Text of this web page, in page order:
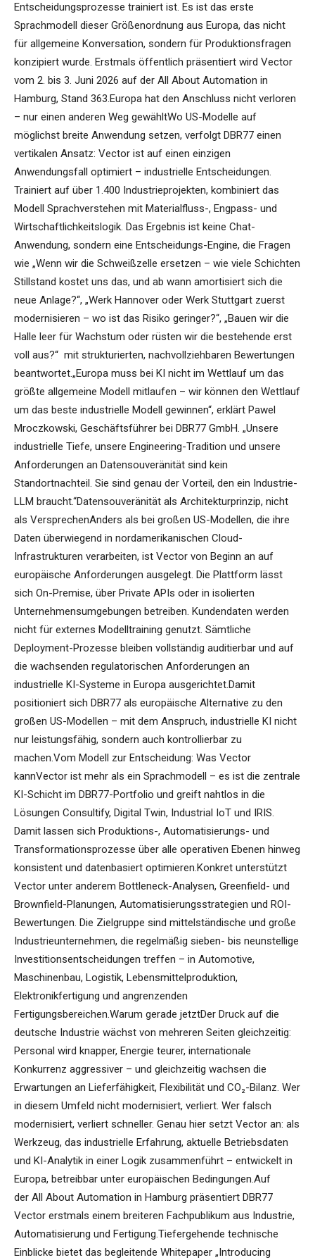
Entscheidungsprozesse trainiert ist. Es ist das erste
Sprachmodell dieser Größenordnung aus Europa, das nicht
für allgemeine Konversation, sondern für Produktionsfragen
konzipiert wurde. Erstmals öffentlich präsentiert wird Vector
vom 2. bis 3. Juni 2026 auf der All About Automation in
Hamburg, Stand 363.Europa hat den Anschluss nicht verloren
– nur einen anderen Weg gewähltWo US-Modelle auf
möglichst breite Anwendung setzen, verfolgt DBR77 einen
vertikalen Ansatz: Vector ist auf einen einzigen
Anwendungsfall optimiert – industrielle Entscheidungen.
Trainiert auf über 1.400 Industrieprojekten, kombiniert das
Modell Sprachverstehen mit Materialfluss-, Engpass- und
Wirtschaftlichkeitslogik. Das Ergebnis ist keine Chat-
Anwendung, sondern eine Entscheidungs-Engine, die Fragen
wie „Wenn wir die Schweißzelle ersetzen – wie viele Schichten
Stillstand kostet uns das, und ab wann amortisiert sich die
neue Anlage?“, „Werk Hannover oder Werk Stuttgart zuerst
modernisieren – wo ist das Risiko geringer?“, „Bauen wir die
Halle leer für Wachstum oder rüsten wir die bestehende erst
voll aus?“ mit strukturierten, nachvollziehbaren Bewertungen
beantwortet.„Europa muss bei KI nicht im Wettlauf um das
größte allgemeine Modell mitlaufen – wir können den Wettlauf
um das beste industrielle Modell gewinnen“, erklärt Pawel
Mroczkowski, Geschäftsführer bei DBR77 GmbH. „Unsere
industrielle Tiefe, unsere Engineering-Tradition und unsere
Anforderungen an Datensouveränität sind kein
Standortnachteil. Sie sind genau der Vorteil, den ein Industrie-
LLM braucht.“Datensouveränität als Architekturprinzip, nicht
als VersprechenAnders als bei großen US-Modellen, die ihre
Daten überwiegend in nordamerikanischen Cloud-
Infrastrukturen verarbeiten, ist Vector von Beginn an auf
europäische Anforderungen ausgelegt. Die Plattform lässt
sich On-Premise, über Private APIs oder in isolierten
Unternehmensumgebungen betreiben. Kundendaten werden
nicht für externes Modelltraining genutzt. Sämtliche
Deployment-Prozesse bleiben vollständig auditierbar und auf
die wachsenden regulatorischen Anforderungen an
industrielle KI-Systeme in Europa ausgerichtet.Damit
positioniert sich DBR77 als europäische Alternative zu den
großen US-Modellen – mit dem Anspruch, industrielle KI nicht
nur leistungsfähig, sondern auch kontrollierbar zu
machen.Vom Modell zur Entscheidung: Was Vector
kannVector ist mehr als ein Sprachmodell – es ist die zentrale
KI-Schicht im DBR77-Portfolio und greift nahtlos in die
Lösungen Consultify, Digital Twin, Industrial IoT und IRIS.
Damit lassen sich Produktions-, Automatisierungs- und
Transformationsprozesse über alle operativen Ebenen hinweg
konsistent und datenbasiert optimieren.Konkret unterstützt
Vector unter anderem Bottleneck-Analysen, Greenfield- und
Brownfield-Planungen, Automatisierungsstrategien und ROI-
Bewertungen. Die Zielgruppe sind mittelständische und große
Industrieunternehmen, die regelmäßig sieben- bis neunstellige
Investitionsentscheidungen treffen – in Automotive,
Maschinenbau, Logistik, Lebensmittelproduktion,
Elektronikfertigung und angrenzenden
Fertigungsbereichen.Warum gerade jetztDer Druck auf die
deutsche Industrie wächst von mehreren Seiten gleichzeitig:
Personal wird knapper, Energie teurer, internationale
Konkurrenz aggressiver – und gleichzeitig wachsen die
Erwartungen an Lieferfähigkeit, Flexibilität und CO₂-Bilanz. Wer
in diesem Umfeld nicht modernisiert, verliert. Wer falsch
modernisiert, verliert schneller. Genau hier setzt Vector an: als
Werkzeug, das industrielle Erfahrung, aktuelle Betriebsdaten
und KI-Analytik in einer Logik zusammenführt – entwickelt in
Europa, betreibbar unter europäischen Bedingungen.Auf
der All About Automation in Hamburg präsentiert DBR77
Vector erstmals einem breiteren Fachpublikum aus Industrie,
Automatisierung und Fertigung.Tiefergehende technische
Einblicke bietet das begleitende Whitepaper „Introducing